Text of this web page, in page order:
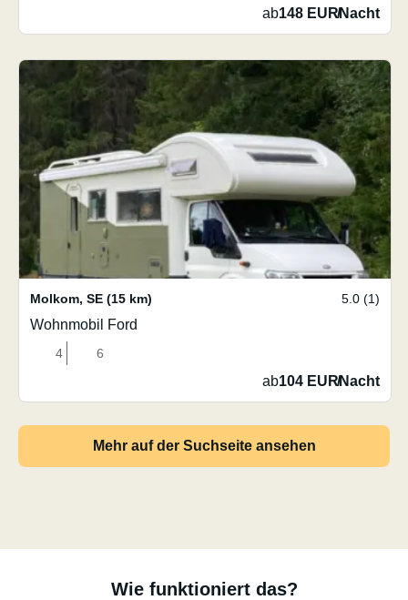
ab148 EUR/Nacht
Molkom, SE (15 km) 5.0 (1)
Wohnmobil Ford
4 6
ab104 EUR/Nacht
Mehr auf der Suchseite ansehen
Wie funktioniert das?